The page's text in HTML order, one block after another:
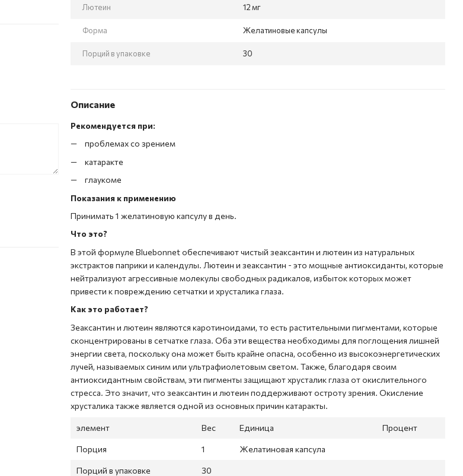
Лютеин 12 мг
Форма Желатиновые капсулы
Порций в упаковке 30
Описание
Рекомендуется при:
проблемах со зрением
катаракте
глаукоме
Показания к применению
Принимать 1 желатиновую капсулу в день.
Что это?
В этой формуле Bluebonnet обеспечивают чистый зеаксантин и лютеин из натуральных
экстрактов паприки и календулы. Лютеин и зеаксантин - это мощные антиоксиданты, которые
нейтрализуют агрессивные молекулы свободных радикалов, избыток которых может
привести к повреждению сетчатки и хрусталика глаза.
Как это работает?
Зеаксантин и лютеин являются каротиноидами, то есть растительными пигментами, которые
сконцентрированы в сетчатке глаза. Оба эти вещества необходимы для поглощения лишней
энергии света, поскольку она может быть крайне опасна, особенно из высокоэнергетических
лучей, называемых синим или ультрафиолетовым светом. Также, благодаря своим
антиоксидантным свойствам, эти пигменты защищают хрусталик глаза от окислительного
стресса. Это значит, что зеаксантин и лютеин поддерживают остроту зрения. Окисление
хрусталика также является одной из основных причин катаракты.
элемент Вес Единица Процент
Порция 1 Желатиновая капсула
Порций в упаковке 30